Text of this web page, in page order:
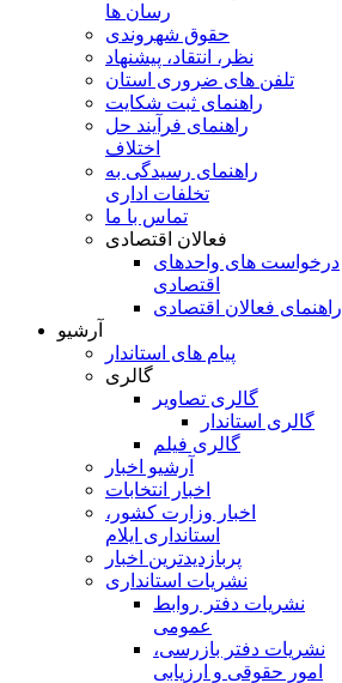
رسان ها
حقوق شهروندی
نظر، انتقاد، پیشنهاد
تلفن های ضروری استان
راهنمای ثبت شکایت
راهنمای فرآیند حل
اختلاف
راهنمای رسیدگی به
تخلفات اداری
تماس با ما
فعالان اقتصادی
درخواست های واحدهای
اقتصادی
راهنمای فعالان اقتصادی
آرشیو
پیام های استاندار
گالری
گالری تصاویر
گالری استاندار
گالری فیلم
آرشیو اخبار
اخبار انتخابات
اخبار وزارت کشور،
استانداری ایلام
پربازدیدترین اخبار
نشریات استانداری
نشریات دفتر روابط
عمومی
نشريات دفتر بازرسی،
امور حقوقی و ارزيابی